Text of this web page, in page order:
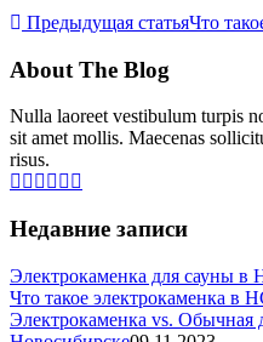
Предыдущая статьяЧто
About The Blog
Nulla laoreet vestibulum turpis
sit amet mollis. Maecenas
risus.
Недавние записи
Электрокаменка для сауны в
Что такое электрокаменка в
Электрокаменка vs. Обычная